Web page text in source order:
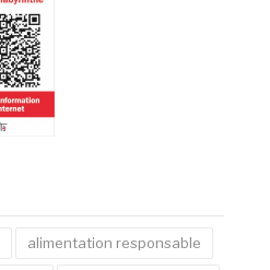
alimentation responsable